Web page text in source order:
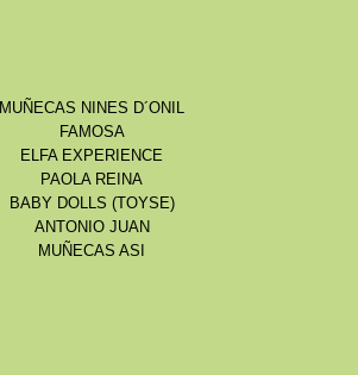
MUÑECAS NINES D´ONIL
FAMOSA
ELFA EXPERIENCE
PAOLA REINA
BABY DOLLS (TOYSE)
ANTONIO JUAN
MUÑECAS ASI